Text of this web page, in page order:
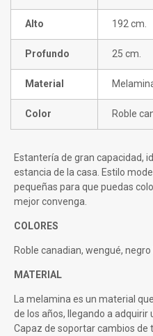
Alto 192 cm.
Profundo 25 cm.
Material
Color Roble
Estantería de gran capacidad,
estancia de la casa. Estilo
pequeñas para que puedas
mejor convenga.
COLORES
Roble canadian, wengué, negro
MATERIAL
La melamina es un material
de los años, llegando a adquirir
Capaz de soportar cambios